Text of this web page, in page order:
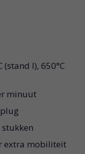
I), 650°C
minuut
extra mobiliteit